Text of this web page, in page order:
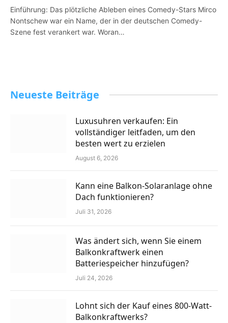
Einführung: Das plötzliche Ableben eines Comedy-Stars Mirco
Nontschew war ein Name, der in der deutschen Comedy-
Szene fest verankert war. Woran…
Neueste Beiträge
Luxusuhren verkaufen: Ein
vollständiger leitfaden, um den
besten wert zu erzielen
August 6, 2026
Kann eine Balkon-Solaranlage ohne
Dach funktionieren?
Juli 31, 2026
Was ändert sich, wenn Sie einem
Balkonkraftwerk einen
Batteriespeicher hinzufügen?
Juli 24, 2026
Lohnt sich der Kauf eines 800-Watt-
Balkonkraftwerks?